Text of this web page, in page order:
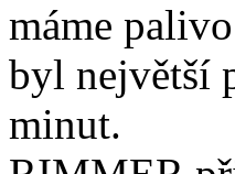
máme
byl největší
minut.